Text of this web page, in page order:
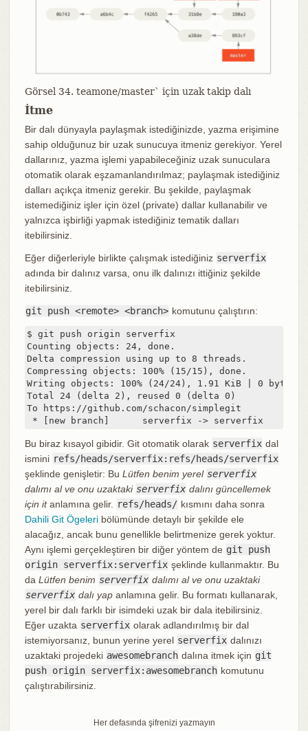
Görsel 34. teamone/master` için uzak takip dalı
İtme
Bir dalı dünyayla paylaşmak istediğinizde, yazma erişimine
sahip olduğunuz bir uzak sunucuya itmeniz gerekiyor. Yerel
dallarınız, yazma işlemi yapabileceğiniz uzak sunuculara
otomatik olarak eşzamanlandırılmaz; paylaşmak istediğiniz
dalları açıkça itmeniz gerekir. Bu şekilde, paylaşmak
istemediğiniz işler için özel (private) dallar kullanabilir ve
yalnızca işbirliği yapmak istediğiniz tematik dalları
itebilirsiniz.
Eğer diğerleriyle birlikte çalışmak istediğiniz serverfix
adında bir dalınız varsa, onu ilk dalınızı ittiğiniz şekilde
itebilirsiniz.
git push <remote> <branch> komutunu çalıştırın:
$ git push origin serverfix
Counting objects: 24, done.
Delta compression using up to 8 threads.
Compressing objects: 100% (15/15), done.
Writing objects: 100% (24/24), 1.91 KiB | 0 bytes/
Total 24 (delta 2), reused 0 (delta 0)
To https://github.com/schacon/simplegit
* [new branch]      serverfix -> serverfix
Bu biraz kısayol gibidir. Git otomatik olarak serverfix dal
ismini refs/heads/serverfix:refs/heads/serverfix
şeklinde genişletir: Bu Lütfen benim yerel serverfix
dalımı al ve onu uzaktaki serverfix dalını güncellemek
için itanlamına gelir. refs/heads/ kısmını daha sonra
Dahili Git Ögeleribölümünde detaylı bir şekilde ele
alacağız, ancak bunu genellikle belirtmenize gerek yoktur.
Aynı işlemi gerçekleştiren bir diğer yöntem de git push
origin serverfix:serverfix şeklinde kullanmaktır. Bu
da Lütfen benim serverfix dalımı al ve onu uzaktaki
serverfix dalı yapanlamına gelir. Bu formatı kullanarak,
yerel bir dalı farklı bir isimdeki uzak bir dala itebilirsiniz.
Eğer uzakta serverfix olarak adlandırılmış bir dal
istemiyorsanız, bunun yerine yerel serverfix dalınızı
uzaktaki projedeki awesomebranch dalına itmek için git
push origin serverfix:awesomebranch komutunu
çalıştırabilirsiniz.
Her defasında şifrenizi yazmayın